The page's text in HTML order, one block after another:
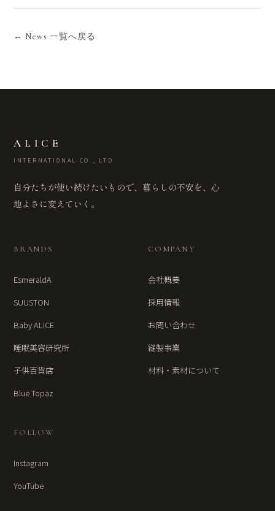
← News 一覧へ戻る
ALICE
INTERNATIONAL CO., LTD
自分たちが使い続けたいもので、暮らしの不安を、心
地よさに変えていく。
BRANDS
EsmeraldA
SUUSTON
Baby ALICE
睡眠美容研究所
子供百貨店
Blue Topaz
COMPANY
会社概要
採用情報
お問い合わせ
縫製事業
材料・素材について
FOLLOW
Instagram
YouTube